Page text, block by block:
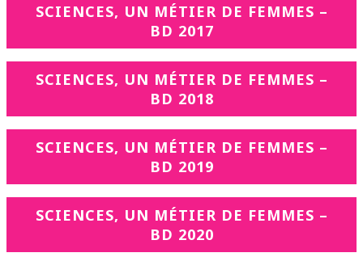
SCIENCES, UN MÉTIER DE FEMMES –
BD 2017
SCIENCES, UN MÉTIER DE FEMMES –
BD 2018
SCIENCES, UN MÉTIER DE FEMMES –
BD 2019
SCIENCES, UN MÉTIER DE FEMMES –
BD 2020